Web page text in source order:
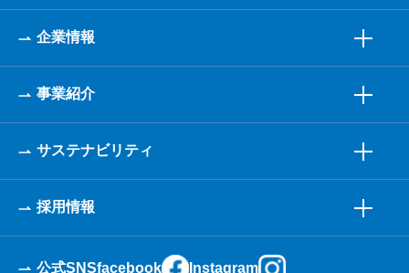
企業情報
事業紹介
サステナビリティ
採用情報
公式SNSfacebook Instagram